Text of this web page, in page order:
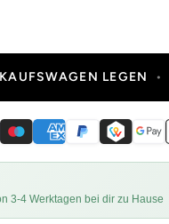
LEGEN •
3-4 Werktagen bei dir zu Hause